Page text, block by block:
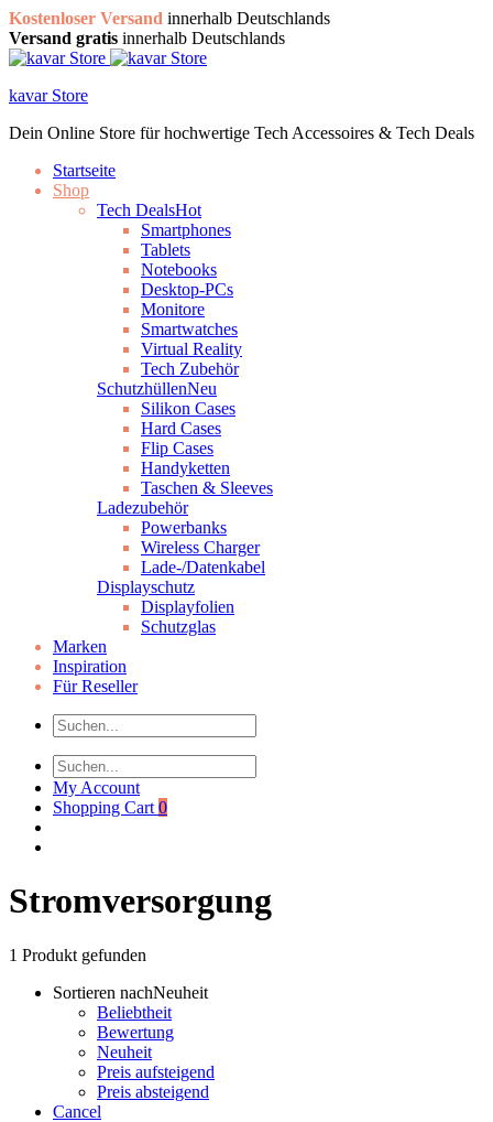
Kostenloser Versand innerhalb Deutschlands
Versand gratis innerhalb Deutschlands
kavar Store
Dein Online Store für hochwertige Tech Accessoires & Tech Deals
Startseite
Shop
Tech DealsHot
Smartphones
Tablets
Notebooks
Desktop-PCs
Monitore
Smartwatches
Virtual Reality
Tech Zubehör
SchutzhüllenNeu
Silikon Cases
Hard Cases
Flip Cases
Handyketten
Taschen & Sleeves
Ladezubehör
Powerbanks
Wireless Charger
Lade-/Datenkabel
Displayschutz
Displayfolien
Schutzglas
Marken
Inspiration
Für Reseller
My Account
Shopping Cart 0
Stromversorgung
1 Produkt gefunden
Sortieren nachNeuheit
Beliebtheit
Bewertung
Neuheit
Preis aufsteigend
Preis absteigend
Cancel